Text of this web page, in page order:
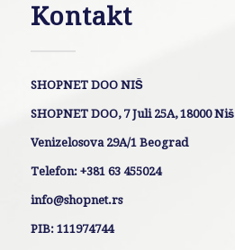
Kontakt
SHOPNET DOO NIŠ
SHOPNET DOO, 7 Juli 25A, 18000 Niš
Venizelosova 29A/1 Beograd
Telefon: +381 63 455024
info@shopnet.rs
PIB: 111974744